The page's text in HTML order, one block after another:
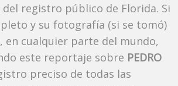
registro público de Florida. Si
y su fotografía (si se tomó)
cualquier parte del mundo,
este reportaje sobre PEDRO
preciso de todas las